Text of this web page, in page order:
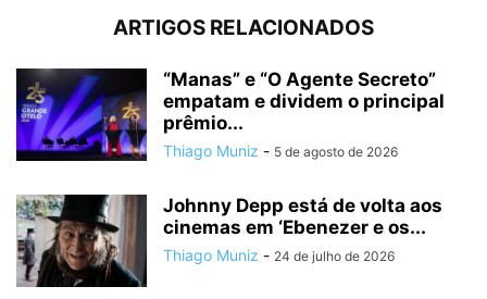
ARTIGOS RELACIONADOS
“Manas” e “O Agente Secreto”
empatam e dividem o principal
prêmio...
Thiago Muniz - 5 de agosto de 2026
Johnny Depp está de volta aos
cinemas em ‘Ebenezer e os...
Thiago Muniz - 24 de julho de 2026